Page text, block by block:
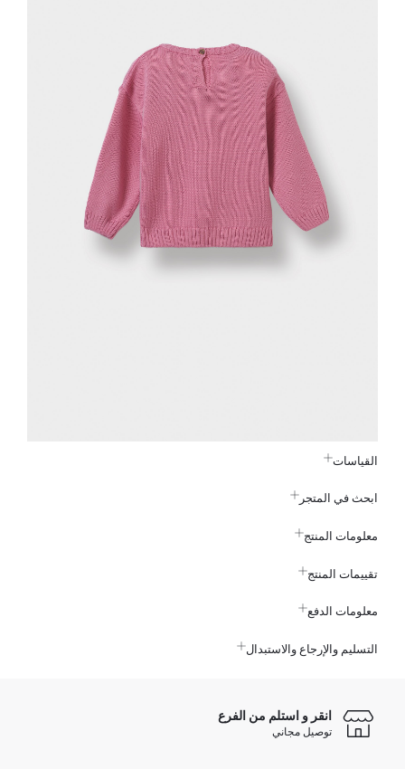
القياسات
ابحث في المتجر
معلومات المنتج
تقييمات المنتج
معلومات الدفع
التسليم والإرجاع والاستبدال
انقر و استلم من الفرع
توصيل مجاني